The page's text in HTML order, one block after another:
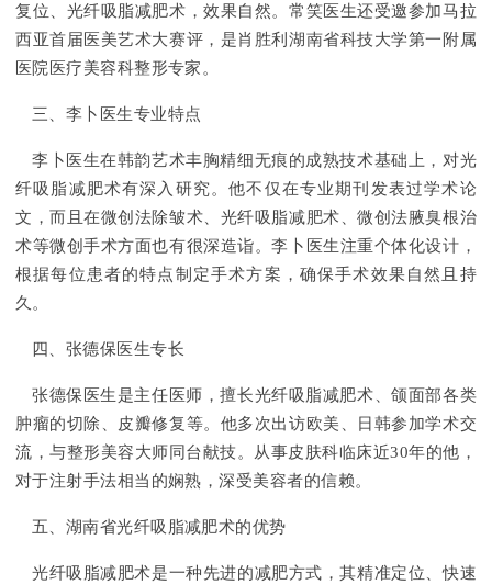
复位、光纤吸脂减肥术，效果自然。常笑医生还受邀参加马拉
西亚首届医美艺术大赛评，是肖胜利湖南省科技大学第一附属
医院医疗美容科整形专家。
三、李卜医生专业特点
李卜医生在韩韵艺术丰胸精细无痕的成熟技术基础上，对光
纤吸脂减肥术有深入研究。他不仅在专业期刊发表过学术论
文，而且在微创法除皱术、光纤吸脂减肥术、微创法腋臭根治
术等微创手术方面也有很深造诣。李卜医生注重个体化设计，
根据每位患者的特点制定手术方案，确保手术效果自然且持
久。
四、张德保医生专长
张德保医生是主任医师，擅长光纤吸脂减肥术、颌面部各类
肿瘤的切除、皮瓣修复等。他多次出访欧美、日韩参加学术交
流，与整形美容大师同台献技。从事皮肤科临床近30年的他，
对于注射手法相当的娴熟，深受美容者的信赖。
五、湖南省光纤吸脂减肥术的优势
光纤吸脂减肥术是一种先进的减肥方式，其精准定位、快速